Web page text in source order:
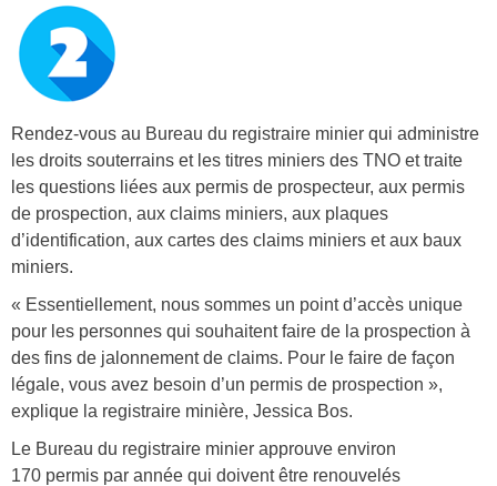
n
u
b
e
r
_
2
.
p
n
g
Rendez-vous au Bureau du registraire minier qui administre
les droits souterrains et les titres miniers des TNO et traite
les questions liées aux permis de prospecteur, aux permis
de prospection, aux claims miniers, aux plaques
d’identification, aux cartes des claims miniers et aux baux
miniers.
« Essentiellement, nous sommes un point d’accès unique
pour les personnes qui souhaitent faire de la prospection à
des fins de jalonnement de claims. Pour le faire de façon
légale, vous avez besoin d’un permis de prospection »,
explique la registraire minière, Jessica Bos.
Le Bureau du registraire minier approuve environ
170 permis par année qui doivent être renouvelés